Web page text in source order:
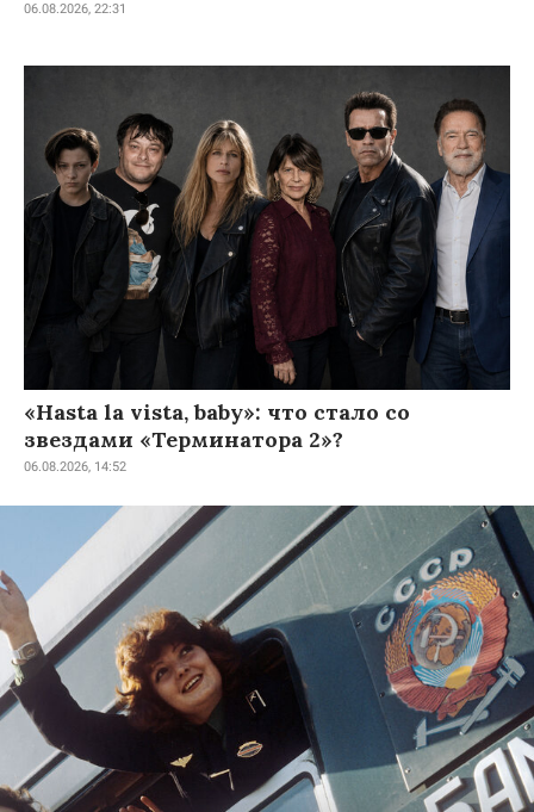
06.08.2026, 22:31
«Hasta la vista, baby»: что стало со
звездами «Терминатора 2»?
06.08.2026, 14:52